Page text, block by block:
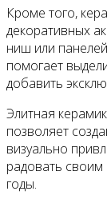
Кроме того,
декоративных
ниш или
помогает
добавить
Элитная
позволяет
визуально
радовать
годы.